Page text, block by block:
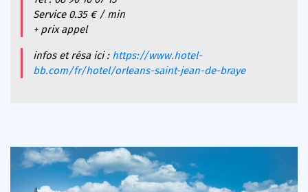
Service 0.35 € / min
+ prix appel
infos et résa ici : https://www.hotel-
bb.com/fr/hotel/orleans-saint-jean-de-braye